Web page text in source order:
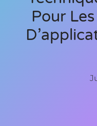
Pour